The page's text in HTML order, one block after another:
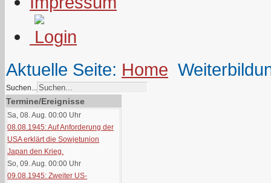
Aktuelle Seite: Home
Suchen...
Termine/Ereignisse
Sa, 08. Aug. 00:00 Uhr
08.08.1945: Auf Anforderung der
USA erklärt die Sowjetunion
Japan den Krieg.
So, 09. Aug. 00:00 Uhr
09.08.1945: Zweiter US-